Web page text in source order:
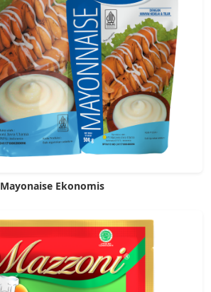
Mayonaise Ekonomis